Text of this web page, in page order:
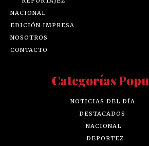
NACIONAL
EDICIÓN IMPRESA
NOSOTROS
CONTACTO
Categorías
NOTICIAS DEL DÍA
DESTACADOS
NACIONAL
DEPORTEZ